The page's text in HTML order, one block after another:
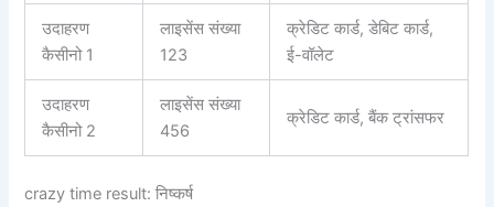
उदाहरण
कैसीनो 1
लाइसेंस संख्या
123
क्रेडिट कार्ड, डेबिट कार्ड,
ई-वॉलेट
उदाहरण
कैसीनो 2
लाइसेंस संख्या
456
क्रेडिट कार्ड, बैंक ट्रांसफर
crazy time result: निष्कर्ष